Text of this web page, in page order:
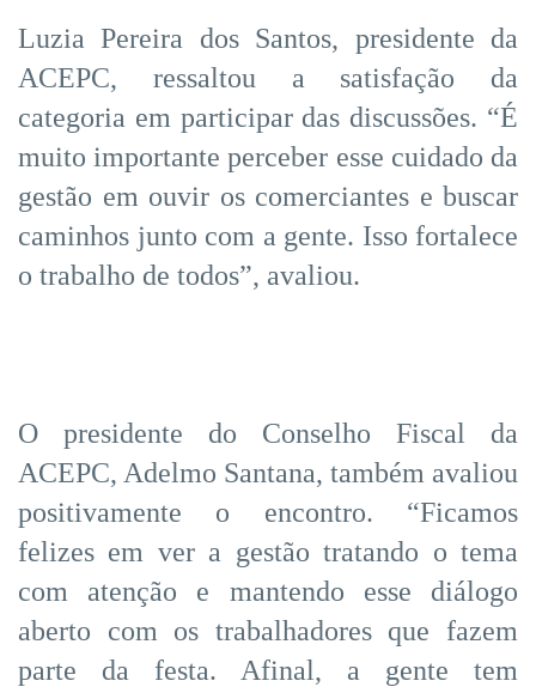
Luzia Pereira dos Santos, presidente da
ACEPC, ressaltou a satisfação da
categoria em participar das discussões. “É
muito importante perceber esse cuidado da
gestão em ouvir os comerciantes e buscar
caminhos junto com a gente. Isso fortalece
o trabalho de todos”, avaliou.
O presidente do Conselho Fiscal da
ACEPC, Adelmo Santana, também avaliou
positivamente o encontro. “Ficamos
felizes em ver a gestão tratando o tema
com atenção e mantendo esse diálogo
aberto com os trabalhadores que fazem
parte da festa. Afinal, a gente tem